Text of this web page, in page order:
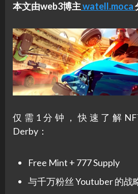
本文由web3博主watell.moca
仅需1分钟，快速了解
Derby：
Free Mint + 777 Supply
与千万粉丝 Youtuber 的战